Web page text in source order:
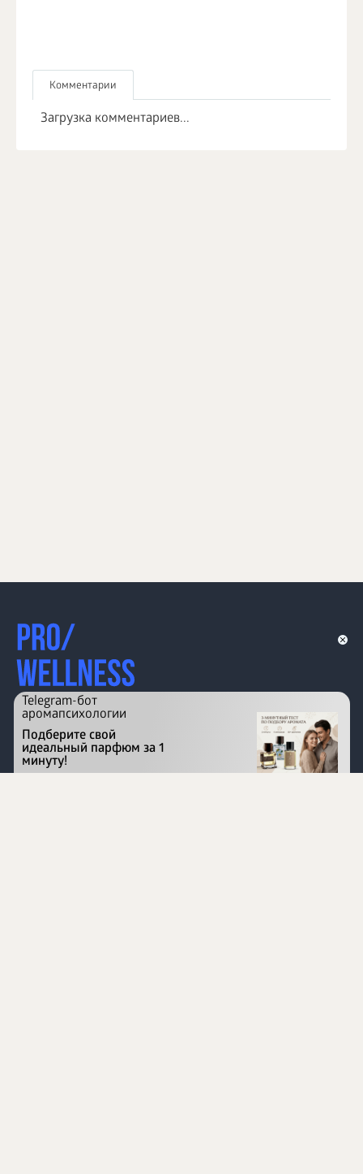
Комментарии
Загрузка комментариев...
Перейти на сайт
Telegram-бот
аромапсихологии
Подберите свой
идеальный парфюм за 1
минуту!